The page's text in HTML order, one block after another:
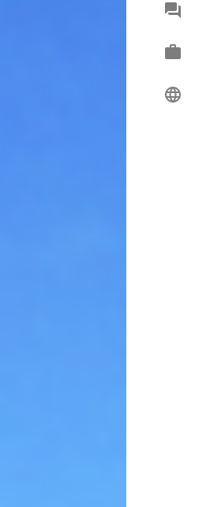
chat
work
language